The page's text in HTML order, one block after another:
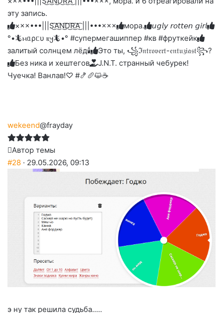
улыбаюсь
смеюсь
до
слез
печаль
плачу
эту запись.
×××•••|||S͜͡A͜͡N͜͡D͜͡R͜͡A͜͡ |||•••×××
мора.
𝘶𝘨𝘭𝘺 𝘳𝘰𝘵𝘵𝘦𝘯 𝘨𝘪𝘳𝘭
°•🦎ⲙᥲρᥴυ ⲃ𐔤🦎•° #супермегашиппер #кв #фруткейк
залитый солнцем лёд🕯
Это ты, ꧁ℑ𝔫𝔱𝔯𝔬𝔳𝔢𝔯𝔱-𝔢𝔫𝔱𝔲𝔷𝔦𝔞𝔰𝔱꧂?
Без ника и хештегов
J.N.T. странный чебурек!
Чуечка! Ванлав!♡ #🍤🥖😺☕
wekeend@frayday
Автор темы
#28 · 29.05.2026, 09:13
э ну так решила судьба.....